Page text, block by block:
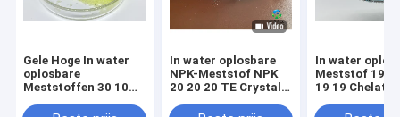
Gele Hoge In water
oplosbare
Meststoffen 30 10
van de
In water oplosbare
NPK-Meststof NPK
20 20 20 TE Crystal
Spray
In water
Meststof 19
19 19 Chelated
Fruit Setting